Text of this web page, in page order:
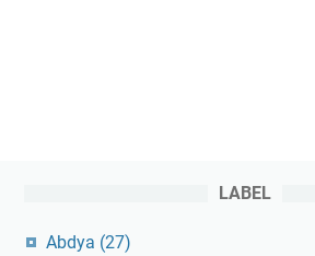
LABEL
Abdya (27)